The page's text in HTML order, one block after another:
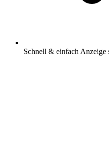
Schnell & einfach Anzeige